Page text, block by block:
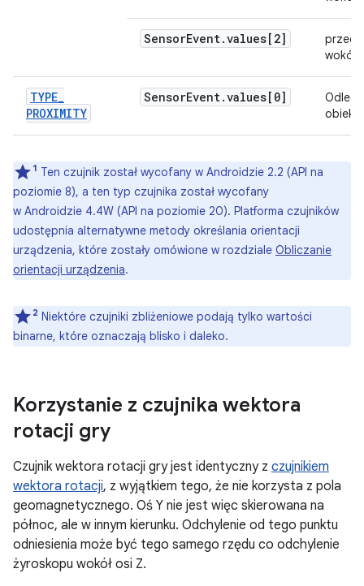
SensorEvent.values[2]
wokół
TYPE_
PROXIMITY
SensorEvent.values[0]
1 Ten czujnik został wycofany w Androidzie 2.2 (API na
poziomie 8), a ten typ czujnika został wycofany
w Androidzie 4.4W (API na poziomie 20). Platforma czujników
udostępnia alternatywne metody określania orientacji
urządzenia, które zostały omówione w rozdziale Obliczanie
orientacji urządzenia.
2 Niektóre czujniki zbliżeniowe podają tylko wartości
binarne, które oznaczają blisko i daleko.
Korzystanie z czujnika wektora
rotacji gry
Czujnik wektora rotacji gry jest identyczny z czujnikiem
wektora rotacji, z wyjątkiem tego, że nie korzysta z pola
geomagnetycznego. Oś Y nie jest więc skierowana na
północ, ale w innym kierunku. Odchylenie od tego punktu
odniesienia może być tego samego rzędu co odchylenie
żyroskopu wokół osi Z.